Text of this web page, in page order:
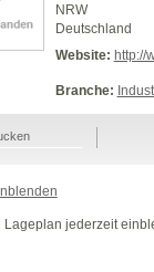
NRW
Deutschland
Website: http://
Branche:
Lageplan jederzeit